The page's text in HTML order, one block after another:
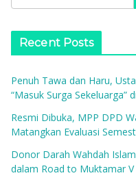
Recent Posts
Penuh Tawa dan Haru,
“Masuk Surga Sekeluarga”
Resmi Dibuka, MPP DPD
Matangkan Evaluasi
Donor Darah Wahdah
dalam Road to Muktamar V